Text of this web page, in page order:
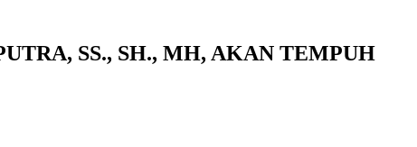
SS., SH., MH, AKAN TEMPUH